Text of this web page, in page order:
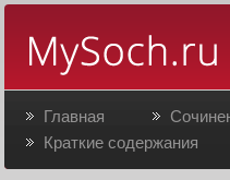
Главная
Краткие содержания